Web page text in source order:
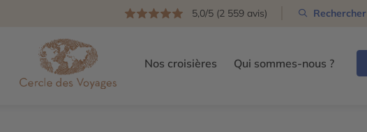
5,0/5 (2 559 avis) Rechercher
Nos croisières Qui sommes-nous ?